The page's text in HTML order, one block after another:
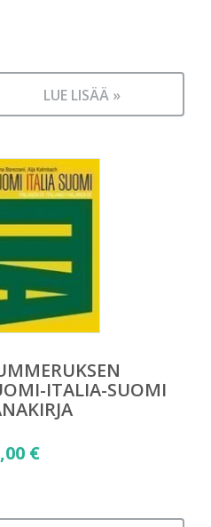
LUE LISÄÄ »
ITALIA-SUOMI
€